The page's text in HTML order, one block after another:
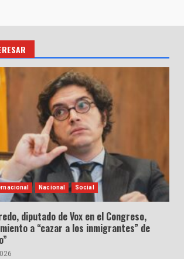
Nacional Social
diputado de Vox en el Congreso,
a “cazar a los inmigrantes” de